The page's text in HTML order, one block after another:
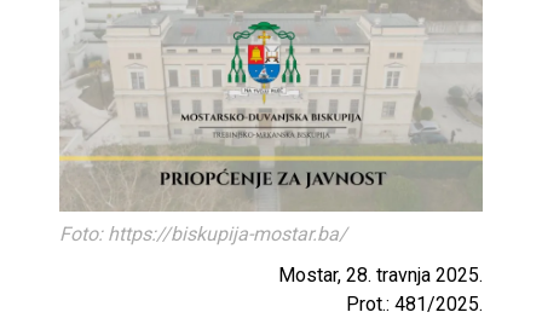
Foto: https://biskupija-mostar.ba/
Mostar, 28. travnja 2025.
Prot.: 481/2025.